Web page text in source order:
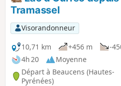
Tramassel
Visorandonneur
10,71 km
+456 m
-
4h 20
Moyenne
Départ à Beaucens (Hautes-
Pyrénées)